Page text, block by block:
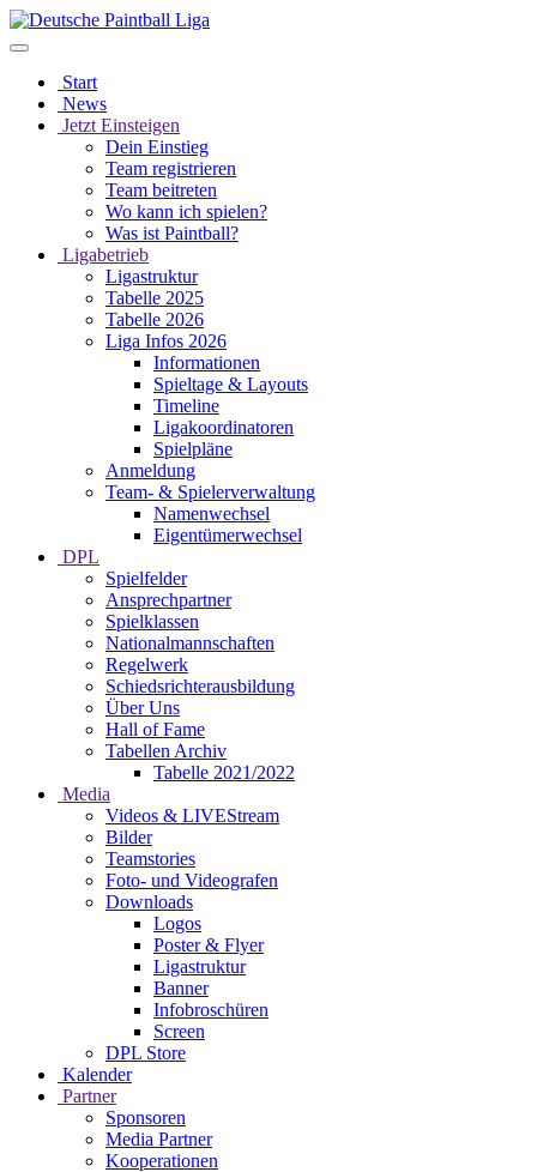
Start
News
Jetzt Einsteigen
Dein Einstieg
Team registrieren
Team beitreten
Wo kann ich spielen?
Was ist Paintball?
Ligabetrieb
Ligastruktur
Tabelle 2025
Tabelle 2026
Liga Infos 2026
Informationen
Spieltage & Layouts
Timeline
Ligakoordinatoren
Spielpläne
Anmeldung
Team- & Spielerverwaltung
Namenwechsel
Eigentümerwechsel
DPL
Spielfelder
Ansprechpartner
Spielklassen
Nationalmannschaften
Regelwerk
Schiedsrichterausbildung
Über Uns
Hall of Fame
Tabellen Archiv
Tabelle 2021/2022
Media
Videos & LIVEStream
Bilder
Teamstories
Foto- und Videografen
Downloads
Logos
Poster & Flyer
Ligastruktur
Banner
Infobroschüren
Screen
DPL Store
Kalender
Partner
Sponsoren
Media Partner
Kooperationen